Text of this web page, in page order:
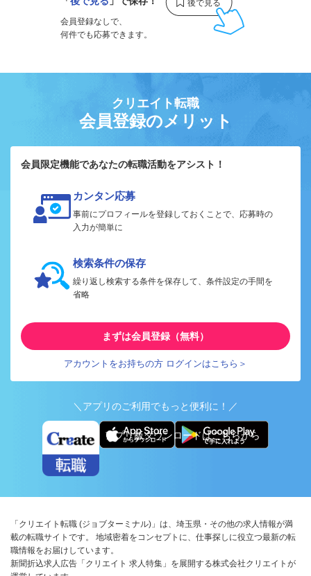
会員登録なしで、
何件でも応募できます。
クリエイト転職
会員登録のメリット
会員限定機能であなたの転職活動をアシスト！
カンタン応募
事前にプロフィールを登録しておくことで、応募時の
入力が簡単に
検索条件の保存
繰り返し検索する条件を保存して、条件設定の手間を
省略
まずは会員登録（無料）
アカウントをお持ちの方 ログインはこちら＞
＼アプリのご利用でもっと便利に！／
アプリ版ダウンロードはこちらから
「クリエイト転職 (ジョブターミナル)」は、埼玉県・その他の求人情報が満
載の転職サイトです。 地域密着をコンセプトに、仕事探しに役立つ最新の転
職情報をお届けしています。
新聞折込求人広告「クリエイト 求人特集」を展開する株式会社クリエイトが